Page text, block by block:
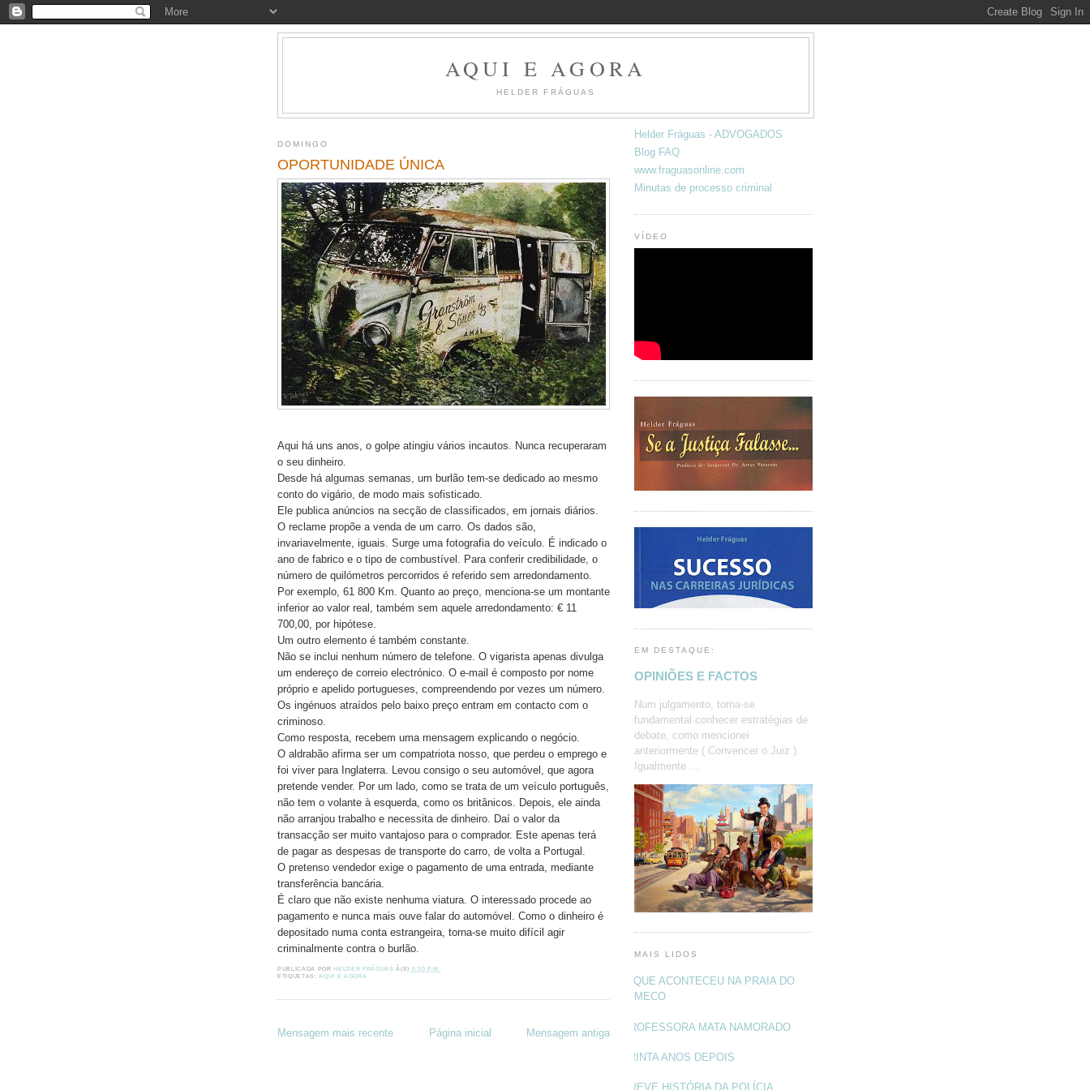
AQUI E AGORA
HELDER FRÁGUAS
DOMINGO
OPORTUNIDADE ÚNICA
Aqui há uns anos, o golpe atingiu vários incautos. Nunca recuperaram
o seu dinheiro.
Desde há algumas semanas, um burlão tem-se dedicado ao mesmo
conto do vigário, de modo mais sofisticado.
Ele publica anúncios na secção de classificados, em jornais diários.
O reclame propõe a venda de um carro. Os dados são,
invariavelmente, iguais. Surge uma fotografia do veículo. É indicado o
ano de fabrico e o tipo de combustível. Para conferir credibilidade, o
número de quilómetros percorridos é referido sem arredondamento.
Por exemplo, 61 800 Km. Quanto ao preço, menciona-se um montante
inferior ao valor real, também sem aquele arredondamento: € 11
700,00, por hipótese.
Um outro elemento é também constante.
Não se inclui nenhum número de telefone. O vigarista apenas divulga
um endereço de correio electrónico. O e-mail é composto por nome
próprio e apelido portugueses, compreendendo por vezes um número.
Os ingénuos atraídos pelo baixo preço entram em contacto com o
criminoso.
Como resposta, recebem uma mensagem explicando o negócio.
O aldrabão afirma ser um compatriota nosso, que perdeu o emprego e
foi viver para Inglaterra. Levou consigo o seu automóvel, que agora
pretende vender. Por um lado, como se trata de um veículo português,
não tem o volante à esquerda, como os britânicos. Depois, ele ainda
não arranjou trabalho e necessita de dinheiro. Daí o valor da
transacção ser muito vantajoso para o comprador. Este apenas terá
de pagar as despesas de transporte do carro, de volta a Portugal.
O pretenso vendedor exige o pagamento de uma entrada, mediante
transferência bancária.
É claro que não existe nenhuma viatura. O interessado procede ao
pagamento e nunca mais ouve falar do automóvel. Como o dinheiro é
depositado numa conta estrangeira, torna-se muito difícil agir
criminalmente contra o burlão.
PUBLICADA POR HELDER FRÁGUAS À(S) 5:30 P.M.
ETIQUETAS:AQUI E AGORA
Mensagem mais recente Mensagem antiga
Página inicial
Helder Fráguas - ADVOGADOS
Blog FAQ
www.fraguasonline.com
Minutas de processo criminal
VÍDEO
EM DESTAQUE:
OPINIÕES E FACTOS
Num julgamento, torna-se
fundamental conhecer estratégias de
debate, como mencionei
anteriormente ( Convencer o Juiz ).
Igualmente ...
MAIS LIDOS
O QUE ACONTECEU NA PRAIA DO
MECO
PROFESSORA MATA NAMORADO
TRINTA ANOS DEPOIS
BREVE HISTÓRIA DA POLÍCIA